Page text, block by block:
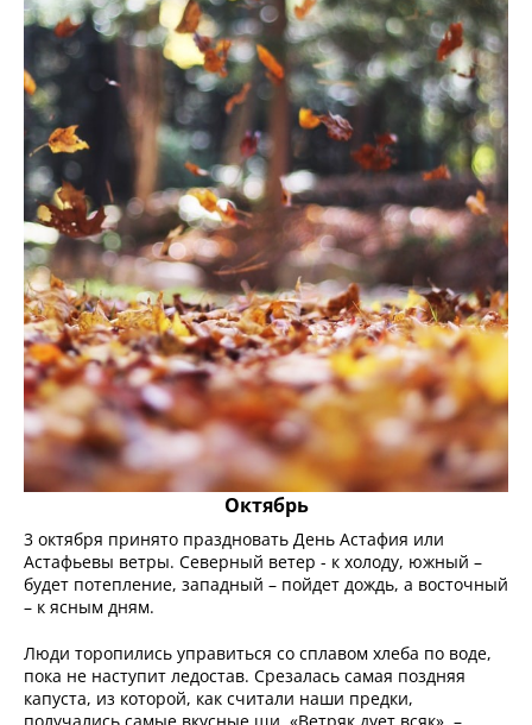
Октябрь
3 октября принято праздновать День Астафия или
Астафьевы ветры. Северный ветер - к холоду, южный –
будет потепление, западный – пойдет дождь, а восточный
– к ясным дням.
Люди торопились управиться со сплавом хлеба по воде,
пока не наступит ледостав. Срезалась самая поздняя
капуста, из которой, как считали наши предки,